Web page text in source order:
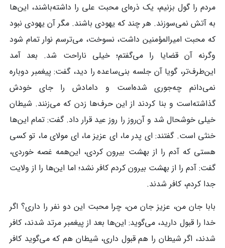
مردم را گول بزنیم، یک ذره‌ای محبت علی را داشته‌باشند، این‌ها
به آتش نمی‌سوزند. هر چند که یهودی باشند. مگر آن یهودی نبود
که محبت امیرالمؤمنین داشت، نسوخت، می‌ترسم نوار تمام شود
وگرنه آن قضایا را می‌گفتم؛ خیلی ناراحت شد. بعد آمد
این‌طرف‌تر، گویا آن جلسه بنی‌ساعده را دید، گفت: پیغمبر دوباره
نمی‌دانم چه‌جوری شده‌است و دامادش را جای خودش
گذاشته‌است و بنا کردند از این حرف‌ها زدن که می‌زنند. شیطان
خیلی خوشحال شد و آن‌روز را روز عید قرار داد. گفت: تمام این‌ها
خنثی است. گفتند: ای پدر ما، ای عزیز ما، ای مولای ما، تو کسی
هستی که آدم را از بهشت بیرون کردی، این‌همه غصه خوردی،
گفت: آدم را از بهشت بیرون کردم کافر نشد؛ اما این‌ها را از ولایت
جدا کردم، کافر شدند.
بابا جان من، عزیز جان من، چرا محبت این دو نفر را داری؟ اگر
خدا را قبول دارید، می‌گوید: این‌ها بعد از پیغمبر مرتد شدند، کافر
شدند، اگر شیطان را هم قبول داری، شیطان هم که می‌گوید کافر